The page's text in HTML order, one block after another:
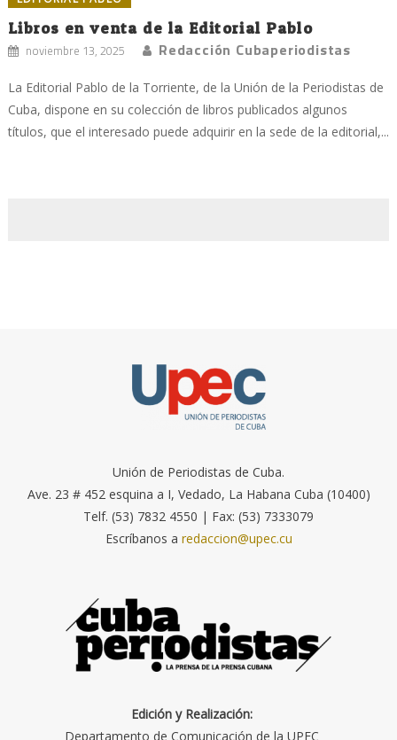
Libros en venta de la Editorial Pablo
noviembre 13, 2025 Redacción Cubaperiodistas
La Editorial Pablo de la Torriente, de la Unión de la Periodistas de
Cuba, dispone en su colección de libros publicados algunos
títulos, que el interesado puede adquirir en la sede de la editorial,...
Unión de Periodistas de Cuba.
Ave. 23 # 452 esquina a I, Vedado, La Habana Cuba (10400)
Telf. (53) 7832 4550 | Fax: (53) 7333079
Escríbanos a redaccion@upec.cu
Edición y Realización:
Departamento de Comunicación de la UPEC